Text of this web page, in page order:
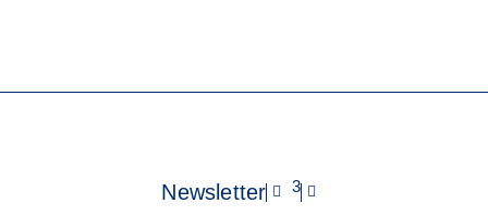
Newsletter 3